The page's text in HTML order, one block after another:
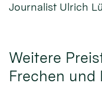
Journalist Ulrich
Weitere
Frechen und